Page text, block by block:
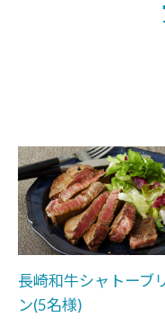
長崎和牛シャトーブ
ン(5名様)